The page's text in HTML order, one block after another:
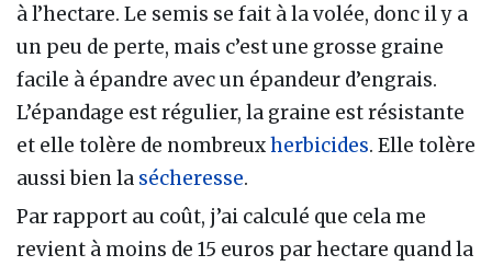
à l’hectare. Le semis se fait à la volée, donc il y a
un peu de perte, mais c’est une grosse graine
facile à épandre avec un épandeur d’engrais.
L’épandage est régulier, la graine est résistante
et elle tolère de nombreuxherbicides. Elle tolère
aussi bien la sécheresse.
Par rapport au coût, j’ai calculé que cela me
revient à moins de 15 euros par hectare quand la